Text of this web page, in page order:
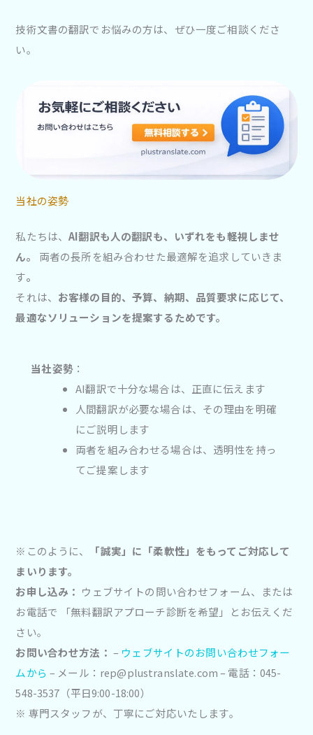
技術文書の翻訳でお悩みの方は、ぜひ一度ご相談くださ
い。
当社の姿勢
私たちは、AI翻訳も人の翻訳も、いずれをも軽視しませ
ん。
両者の長所を組み合わせた最適解を追求していきま
す。
それは、 お客様の目的、予算、納期、品質要求に応じて、
最適なソリューションを提案するためです。
当社姿勢：
AI翻訳で十分な場合は、正直に伝えます
人間翻訳が必要な場合は、その理由を明確
にご説明します
両者を組み合わせる場合は、透明性を持っ
てご提案します
※このように、
「誠実」に「柔軟性」をもってご対応して
まいります。
お申し込み： ウェブサイトの問い合わせフォーム、または
お電話で 「無料翻訳アプローチ診断を希望」とお伝えくだ
さい。
お問い合わせ方法： – ウェブサイトのお問い合わせフォー
ムから – メール：rep@plustranslate.com – 電話：045-
548-3537（平日9:00-18:00）
※ 専門スタッフが、丁寧にご対応いたします。